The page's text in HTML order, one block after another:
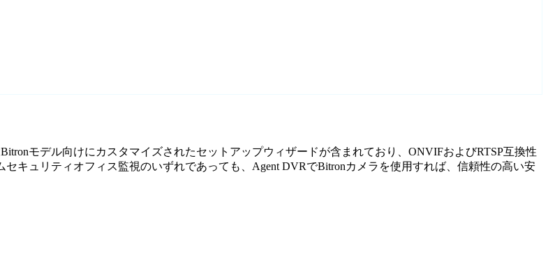
モデル向けにカスタマイズされたセットアップウィザードが含まれており、ONVIFおよびRTSP互換性
キュリティオフィス監視のいずれであっても、Agent DVRでBitronカメラを使用すれば、信頼性の高い安